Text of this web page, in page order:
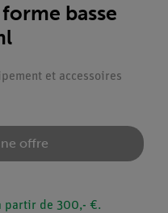
basse
et accessoires
offre
partir de 300,- €.